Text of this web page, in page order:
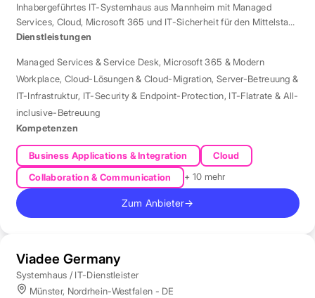
Inhabergeführtes IT-Systemhaus aus Mannheim mit Managed
Services, Cloud, Microsoft 365 und IT-Sicherheit für den Mittelstand
der Region Rhein-Neckar.
Dienstleistungen
Managed Services & Service Desk, Microsoft 365 & Modern
Workplace, Cloud-Lösungen & Cloud-Migration, Server-Betreuung &
IT-Infrastruktur, IT-Security & Endpoint-Protection, IT-Flatrate & All-
inclusive-Betreuung
Kompetenzen
Business Applications & Integration
Cloud
Collaboration & Communication
+ 10 mehr
Zum Anbieter→
Viadee Germany
Systemhaus / IT-Dienstleister
Münster, Nordrhein-Westfalen - DE